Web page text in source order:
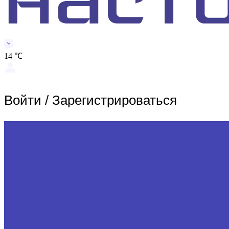
14 ℃
Войти / Зарегистрироваться